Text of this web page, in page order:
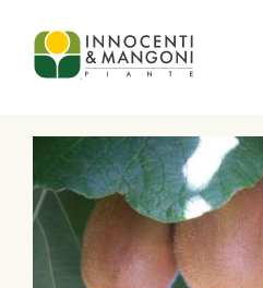
Skip to main content